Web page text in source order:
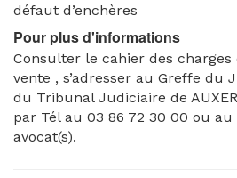
défaut d’enchères
Pour plus d'informations
Consulter le cahier des charges
vente , s’adresser au Greffe du
du Tribunal Judiciaire de
par Tél au 03 86 72 30 00 ou au
avocat(s).